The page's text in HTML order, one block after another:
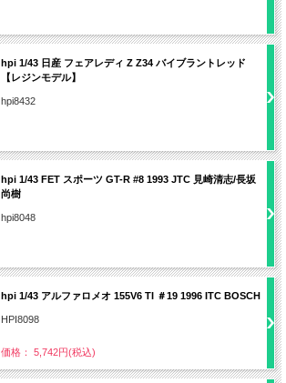
hpi 1/43 日産 フェアレディ Z Z34 バイブラントレッド
【レジンモデル】
hpi8432
hpi 1/43 FET スポーツ GT-R #8 1993 JTC 見崎清志/長坂
尚樹
hpi8048
hpi 1/43 アルファロメオ 155V6 TI ＃19 1996 ITC BOSCH
HPI8098
価格： 5,742円(税込)